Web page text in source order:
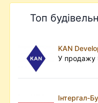
Топ
KAN
У продажу
Інтергал-